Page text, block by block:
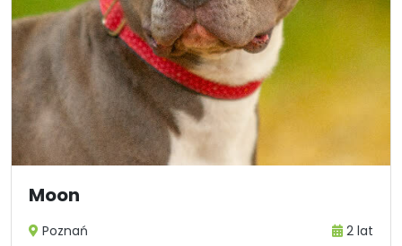
Moon
Poznań 2 lat